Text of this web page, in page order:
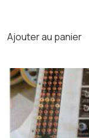
Ajouter au panier